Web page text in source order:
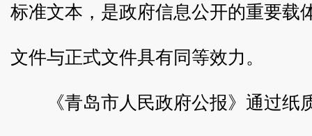
标准文本，是政府信息公开的重要载
文件与正式文件具有同等效力。
《青岛市人民政府公报》通过